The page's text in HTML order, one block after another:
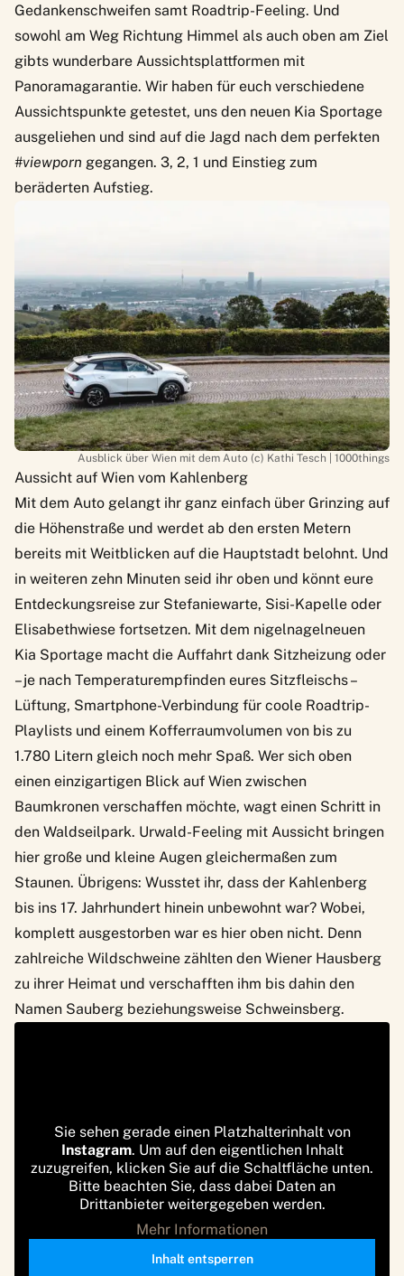
Gedankenschweifen samt Roadtrip-Feeling. Und
sowohl am Weg Richtung Himmel als auch oben am Ziel
gibts wunderbare Aussichtsplattformen mit
Panoramagarantie. Wir haben für euch verschiedene
Aussichtspunkte getestet, uns den neuen Kia Sportage
ausgeliehen und sind auf die Jagd nach dem perfekten
#viewporn gegangen. 3, 2, 1 und Einstieg zum
beräderten Aufstieg.
Ausblick über Wien mit dem Auto (c) Kathi Tesch | 1000things
Aussicht auf Wien vom Kahlenberg
Mit dem Auto gelangt ihr ganz einfach über Grinzing auf
die Höhenstraße und werdet ab den ersten Metern
bereits mit Weitblicken auf die Hauptstadt belohnt. Und
in weiteren zehn Minuten seid ihr oben und könnt eure
Entdeckungsreise zur Stefaniewarte, Sisi-Kapelle oder
Elisabethwiese fortsetzen. Mit dem nigelnagelneuen
Kia Sportage macht die Auffahrt dank Sitzheizung oder
– je nach Temperaturempfinden eures Sitzfleischs –
Lüftung, Smartphone-Verbindung für coole Roadtrip-
Playlists und einem Kofferraumvolumen von bis zu
1.780 Litern gleich noch mehr Spaß. Wer sich oben
einen einzigartigen Blick auf Wien zwischen
Baumkronen verschaffen möchte, wagt einen Schritt in
den Waldseilpark. Urwald-Feeling mit Aussicht bringen
hier große und kleine Augen gleichermaßen zum
Staunen. Übrigens: Wusstet ihr, dass der Kahlenberg
bis ins 17. Jahrhundert hinein unbewohnt war? Wobei,
komplett ausgestorben war es hier oben nicht. Denn
zahlreiche Wildschweine zählten den Wiener Hausberg
zu ihrer Heimat und verschafften ihm bis dahin den
Namen Sauberg beziehungsweise Schweinsberg.
Sie sehen gerade einen Platzhalterinhalt von
Instagram. Um auf den eigentlichen Inhalt
zuzugreifen, klicken Sie auf die Schaltfläche unten.
Bitte beachten Sie, dass dabei Daten an
Drittanbieter weitergegeben werden.
Mehr Informationen
Inhalt entsperren